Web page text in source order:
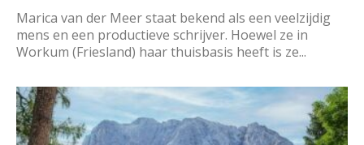
Marica van der Meer staat bekend als een veelzijdig
mens en een productieve schrijver. Hoewel ze in
Workum (Friesland) haar thuisbasis heeft is ze...